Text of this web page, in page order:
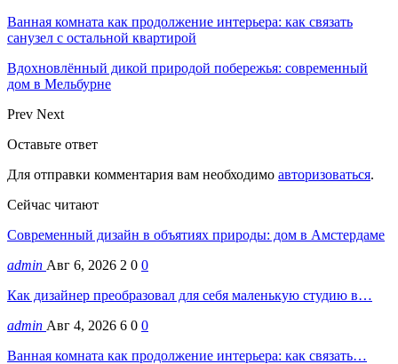
Ванная комната как продолжение интерьера: как связать
санузел с остальной квартирой
Вдохновлённый дикой природой побережья: современный
дом в Мельбурне
Prev Next
Оставьте ответ
Для отправки комментария вам необходимо авторизоваться.
Сейчас читают
Современный дизайн в объятиях природы: дом в Амстердаме
admin Авг 6, 2026 2 0 0
Как дизайнер преобразовал для себя маленькую студию в…
admin Авг 4, 2026 6 0 0
Ванная комната как продолжение интерьера: как связать…